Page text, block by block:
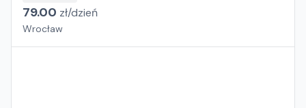
79.00 zł/dzień
Wrocław